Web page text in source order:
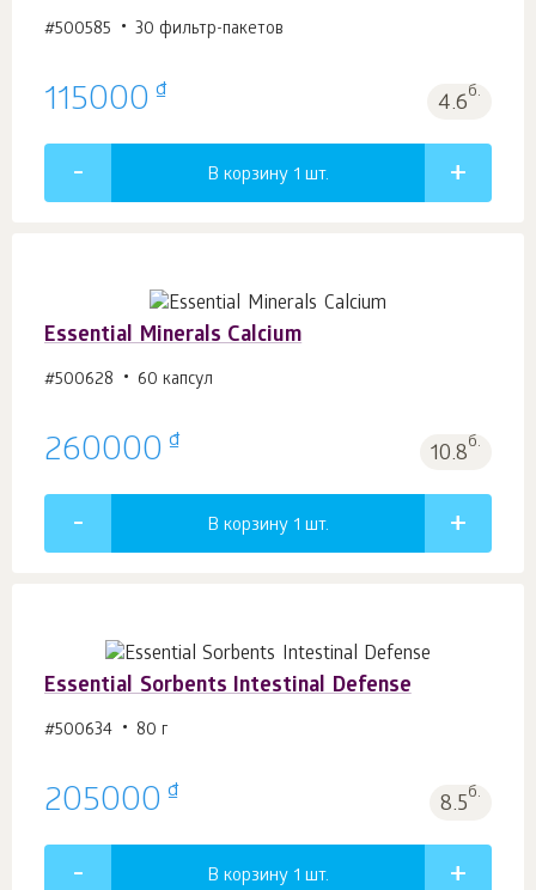
#500585 30 фильтр-пакетов
115000 ₫ 4.6б.
В корзину 1 шт.
Essential Minerals Calcium
#500628 60 капсул
260000 ₫ 10.8б.
В корзину 1 шт.
Essential Sorbents Intestinal Defense
#500634 80 г
205000 ₫ 8.5б.
В корзину 1 шт.